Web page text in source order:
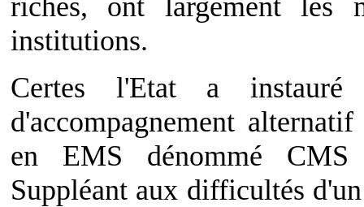
riches, ont largement les
institutions.
Certes l'Etat a instauré
d'accompagnement
en EMS dénommé CMS
Suppléant aux difficultés